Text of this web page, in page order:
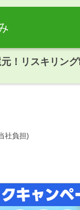
！リスキリン
社負担)